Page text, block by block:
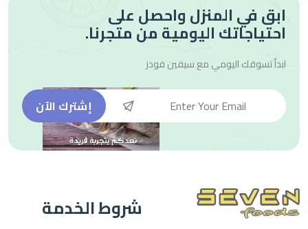
ابق في المنزل واحصل على
احتياجاتك اليومية من متجرنا.
ابدأ تسوقك اليومي معسيفين فودز
إشترك الآن
شروط الخدمة